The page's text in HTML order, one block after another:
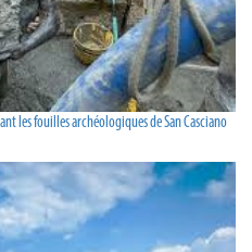
les fouilles archéologiques de San Casciano